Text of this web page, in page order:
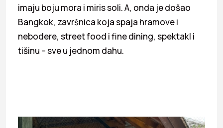
imaju boju mora i miris soli. A, onda je došao
Bangkok, završnica koja spaja hramove i
nebodere, street food i fine dining, spektakl i
tišinu – sve u jednom dahu.